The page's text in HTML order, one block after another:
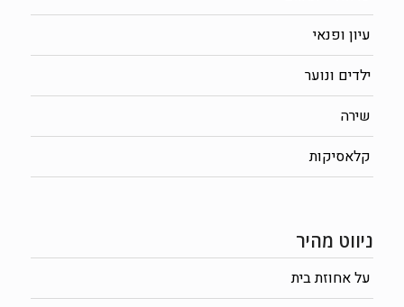
עיון ופנאי
ילדים ונוער
שירה
קלאסיקות
ניווט מהיר
על אחוזת בית